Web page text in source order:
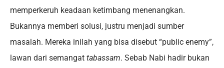
memperkeruh keadaan ketimbang menenangkan.
Bukannya memberi solusi, justru menjadi sumber
masalah. Mereka inilah yang bisa disebut “public enemy”,
lawan dari semangat tabassam. Sebab Nabi hadir bukan